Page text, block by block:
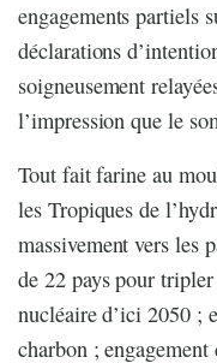
engagements partiels
déclarations
soigneusement
l’impression que le
Tout fait farine au
les Tropiques de
massivement vers les
de 22 pays pour
nucléaire d’ici 2050 ;
charbon ;